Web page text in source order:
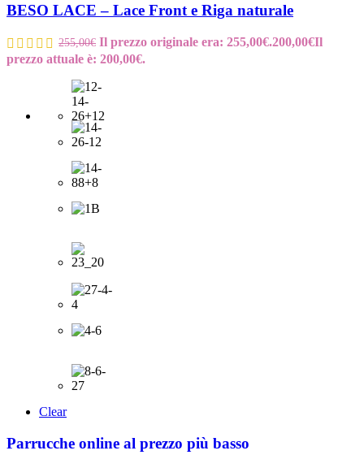
BESO LACE – Lace Front e Riga naturale
255,00€ Il prezzo originale era: 255,00€.200,00€Il
prezzo attuale è: 200,00€.
Clear
Parrucche online al prezzo più basso